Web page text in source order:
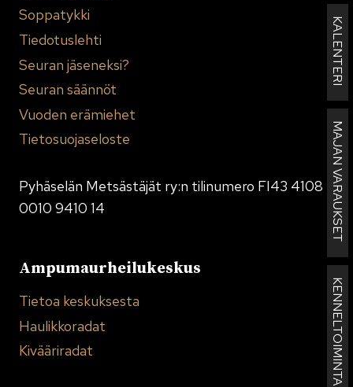
KALENTERI
MAJAN VARAUKSET
KENNELTOIMINTA
Soppatykki
Tiedotuslehti
Seuran jäseneksi?
Seuran säännöt
Vuoden erämiehet
Tietosuojaseloste
Pyhäselän Metsästäjät ry:n tilinumero FI43 4108
0010 9410 14
Ampumaurheilukeskus
Tietoa keskuksesta
Haulikkoradat
Kivääriradat